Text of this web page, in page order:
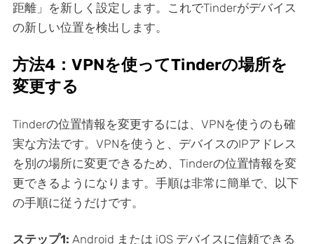
距離」を新しく設定します。これでTinderがデバイス
の新しい位置を検出します。
方法4：VPNを使ってTinderの場所を
変更する
Tinderの位置情報を変更するには、VPNを使うのも確
実な方法です。VPNを使うと、デバイスのIPアドレス
を別の場所に変更できるため、Tinderの位置情報を変
更できるようになります。手順は非常に簡単で、以下
の手順に従うだけです。
ステップ1: Android または iOS デバイスに信頼できる